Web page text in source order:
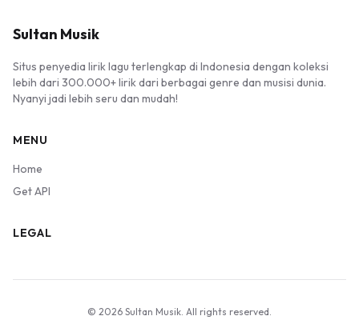
Sultan Musik
Situs penyedia lirik lagu terlengkap di Indonesia dengan koleksi
lebih dari 300.000+ lirik dari berbagai genre dan musisi dunia.
Nyanyi jadi lebih seru dan mudah!
MENU
Home
Get API
LEGAL
© 2026 Sultan Musik. All rights reserved.